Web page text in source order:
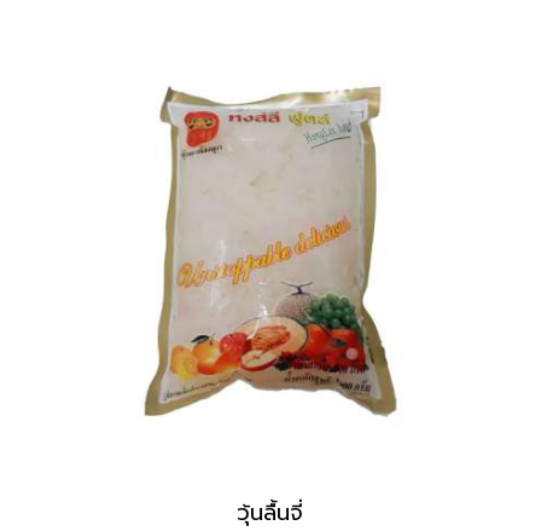
วุ้นลื้นจี่